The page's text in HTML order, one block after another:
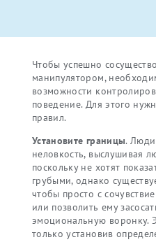
Чтобы успешно
манипулятором,
возможности
поведение. Для этого
правил.
Установите границы. Люди
неловкость, выслушивая
поскольку не хотят
грубыми, однако
чтобы просто с
или позволить ему
эмоциональную воронку.
только установив